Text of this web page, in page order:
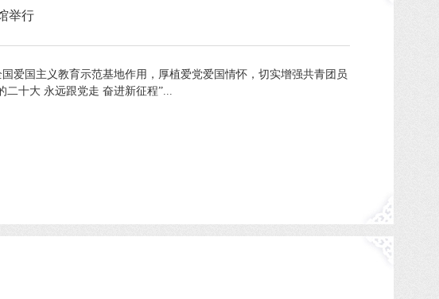
举行
爱国主义教育示范基地作用，厚植爱党爱国情怀，切实增强共青团员
二十大 永远跟党走 奋进新征程”...